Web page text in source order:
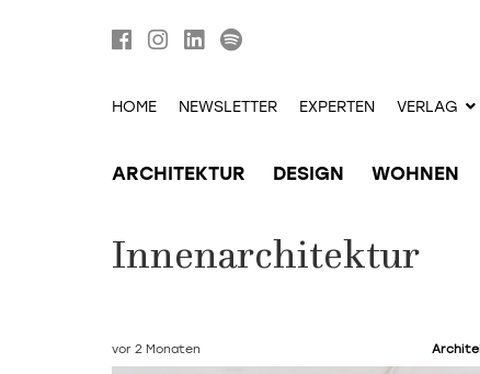
HOME NEWSLETTER EXPERTEN VERLAG
ARCHITEKTUR DESIGN WOHNEN
Innenarchitektur
vor 2 Monaten